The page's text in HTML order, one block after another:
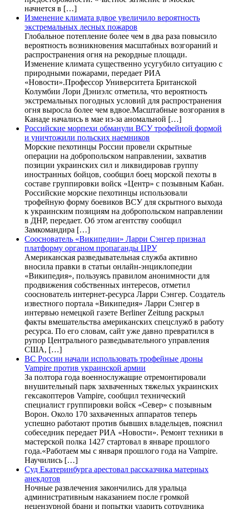
начнется в […]
Изменение климата вдвое увеличило вероятность
экстремальных лесных пожаров
Глобальное потепление более чем в два раза повысило
вероятность возникновения масштабных возгораний и
распространения огня на рекордные площади.
Изменение климата существенно усугубило ситуацию с
природными пожарами, передает РИА
«Новости».Профессор Университета Британской
Колумбии Лори Дэниэлс отметила, что вероятность
экстремальных погодных условий для распространения
огня выросла более чем вдвое.Масштабные возгорания в
Канаде начались в мае из-за аномальной […]
Российские морпехи обманули ВСУ трофейной формой
и уничтожили польских наемников
Морские пехотинцы России провели скрытные
операции на добропольском направлении, захватив
позиции украинских сил и ликвидировав группу
иностранных бойцов, сообщил боец морской пехоты в
составе группировки войск «Центр» с позывным Кабан.
Российские морские пехотинцы использовали
трофейную форму боевиков ВСУ для скрытного выхода
к украинским позициям на добропольском направлении
в ДНР, передает. Об этом агентству сообщил
Замкомандира […]
Сооснователь «Википедии» Ларри Сэнгер признал
платформу органом пропаганды ЦРУ
Американская разведывательная служба активно
вносила правки в статьи онлайн-энциклопедии
«Википедия», пользуясь правилом анонимности для
продвижения собственных интересов, отметил
сооснователь интернет-ресурса Ларри Сэнгер. Создатель
известного портала «Википедия» Ларри Сэнгер в
интервью немецкой газете Berliner Zeitung раскрыл
факты вмешательства американских спецслужб в работу
ресурса. По его словам, сайт уже давно превратился в
рупор Центрального разведывательного управления
США, […]
ВС России начали использовать трофейные дроны
Vampire против украинской армии
За полтора года военнослужащие отремонтировали
внушительный парк захваченных тяжелых украинских
гексакоптеров Vampire, сообщил технический
специалист группировки войск «Север» с позывным
Ворон. Около 170 захваченных аппаратов теперь
успешно работают против бывших владельцев, пояснил
собеседник передает РИА «Новости». Ремонт техники в
мастерской полка 1427 стартовал в январе прошлого
года.«Работаем мы с января прошлого года на Vampire.
Научились […]
Суд Екатеринбурга арестовал рассказчика матерных
анекдотов
Ночные развлечения закончились для уральца
административным наказанием после громкой
нецензурной брани и попытки ударить сотрудника